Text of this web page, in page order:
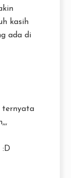
kasih
ada di
ternyata